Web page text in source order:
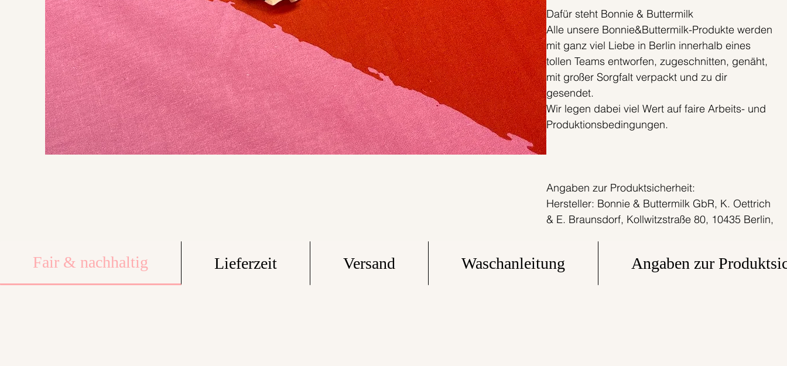
Dafür steht Bonnie & Buttermilk
Alle unsere Bonnie&Buttermilk-Produkte werden
mit ganz viel Liebe in Berlin innerhalb eines
tollen Teams entworfen, zugeschnitten, genäht,
mit großer Sorgfalt verpackt und zu dir
gesendet.
Wir legen dabei viel Wert auf faire Arbeits- und
Produktionsbedingungen.
Angaben zur Produktsicherheit:
Hersteller: Bonnie & Buttermilk GbR, K. Oettrich
& E. Braunsdorf, Kollwitzstraße 80, 10435 Berlin,
Fair & nachhaltig Lieferzeit Versand Waschanleitung Angaben zur